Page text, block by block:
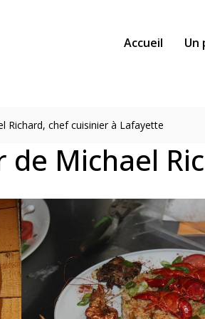
Accueil Un
Richard, chef cuisinier à Lafayette
de Michael